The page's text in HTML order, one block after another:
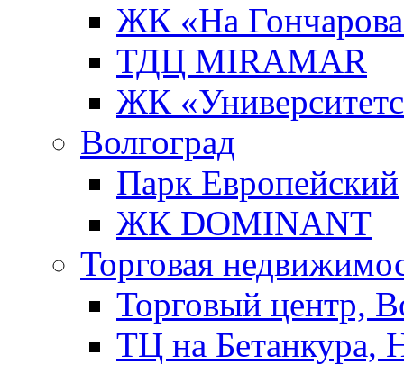
ЖК «На
ТДЦ MIRAMAR
ЖК
Волгоград
Парк Европейский
ЖК DOMINANT
Торговая
Торговый центр,
ТЦ на Бетанкура,